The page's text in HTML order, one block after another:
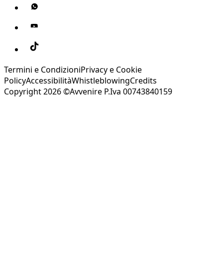
Termini e CondizioniPrivacy e Cookie
PolicyAccessibilitàWhistleblowingCredits
Copyright 2026 ©Avvenire P.Iva 00743840159